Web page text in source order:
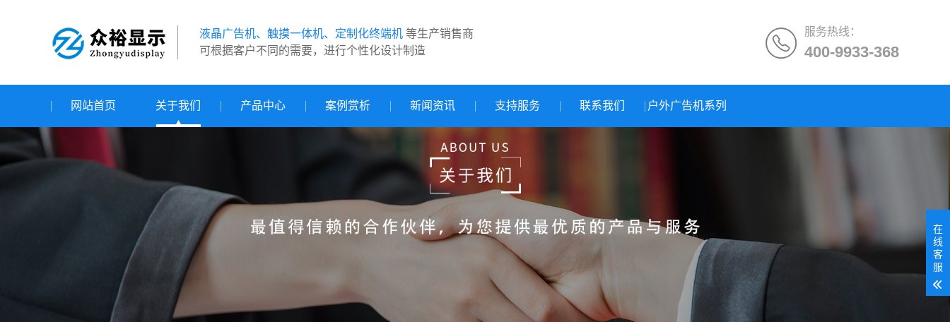
服务热线：
400-9933-368
液晶广告机、触摸一体机、定制化终端机 等生产销售商
可根据客户不同的需要，进行个性化设计制造
网站首页 关于我们 产品中心 案例赏析 新闻资讯 支持服务 联系我们 户外广告机系列
在
线
客
服